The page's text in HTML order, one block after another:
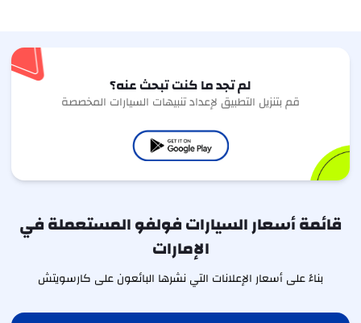
لم تجد ما كنت تبحث عنه؟
قم بتنزيل التطبيق لإعداد تنبيهات السيارات المخصصة
قائمة أسعار السيارات فولفو المستعملة في
الإمارات
بناءً على أسعار الإعلانات التي نشرها البائعون على كارسويتش